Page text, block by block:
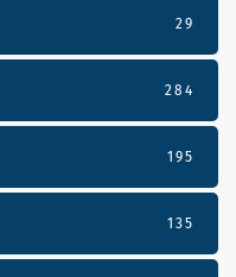
29
284
195
135